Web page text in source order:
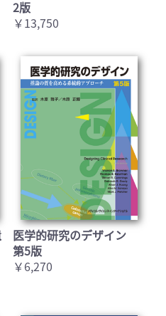
2版
￥13,750
医学的研究のデザイン
第5版
￥6,270